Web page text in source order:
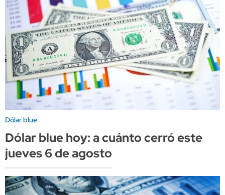
Dólar blue
Dólar blue hoy: a cuánto cerró este
jueves 6 de agosto